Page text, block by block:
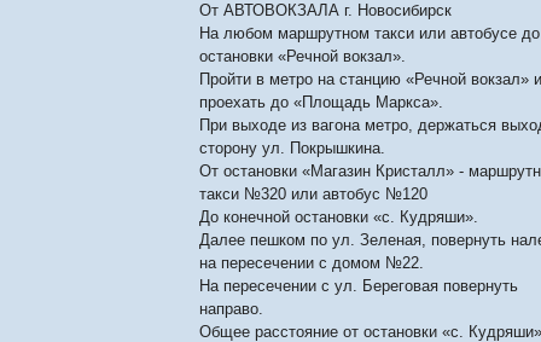
От АВТОВОКЗАЛА г. Новосибирск
На любом маршрутном такси или автобусе до
остановки «Речной вокзал».
Пройти в метро на станцию «Речной вокзал» и
проехать до «Площадь Маркса».
При выходе из вагона метро, держаться
сторону ул. Покрышкина.
От остановки «Магазин Кристалл» -
такси №320 или автобус №120
До конечной остановки «с. Кудряши».
Далее пешком по ул. Зеленая, повернуть
на пересечении с домом №22.
На пересечении с ул. Береговая повернуть
направо.
Общее расстояние от остановки «с.